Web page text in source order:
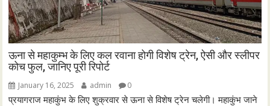
ऊना से महाकुम्भ के लिए कल रवाना होगी विशेष ट्रेन, ऐसी और स्लीपर
कोच फुल, जानिए पूरी रिपोर्ट
January 16, 2025 admin 0
प्रयागराज महाकुंभ के लिए शुक्रवार से ऊना से विशेष ट्रेन चलेगी। महाकुंभ जाने